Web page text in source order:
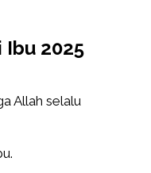
2025
Allah selalu